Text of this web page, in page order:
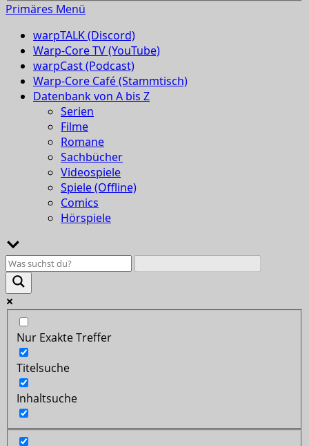
Primäres Menü
warpTALK (Discord)
Warp-Core TV (YouTube)
warpCast (Podcast)
Warp-Core Café (Stammtisch)
Datenbank von A bis Z
Serien
Filme
Romane
Sachbücher
Videospiele
Spiele (Offline)
Comics
Hörspiele
Nur Exakte Treffer
Titelsuche
Inhaltsuche